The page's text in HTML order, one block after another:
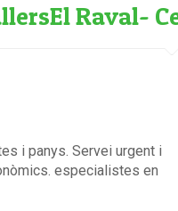
Raval-
i panys. Servei urgent i
especialistes en